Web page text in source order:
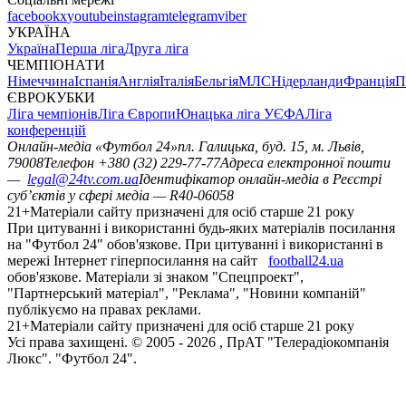
facebookxyoutubeinstagramtelegramviber
УКРАЇНА
УкраїнаПерша лігаДруга ліга
ЧЕМПІОНАТИ
НімеччинаІспаніяАнгліяІталіяБельгіяМЛСНідерландиФранція
ЄВРОКУБКИ
Ліга чемпіонівЛіга ЄвропиЮнацька ліга УЄФАЛіга
конференцій
Онлайн-медіа «Футбол 24»пл. Галицька, буд. 15, м. Львів,
79008Телефон +380 (32) 229-77-77Адреса електронної пошти
— legal@24tv.com.uaІдентифікатор онлайн-медіа в Реєстрі
суб’єктів у сфері медіа — R40-06058
21+Матеріали сайту призначені для осіб старше 21 року
При цитуванні і використанні будь-яких матеріалів посилання
на "Футбол 24" обов'язкове. При цитуванні і використанні в
мережі Інтернет гіперпосилання на сайт
football24.ua
обов'язкове. Матеріали зі знаком "Спецпроект",
"Партнерський матеріал", "Реклама", "Новини компаній"
публікуємо на правах реклами.
21+Матеріали сайту призначені для осіб старше 21 року
Усi права захищенi. © 2005 - 2026 , ПрАТ "Телерадіокомпанія
Люкс". "Футбол 24".